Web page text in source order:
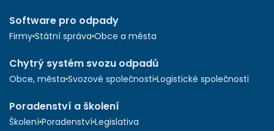
Software pro odpady
Firmy Státní správa Obce a města
Chytrý systém svozu odpadů
Obce, města Svozové společnosti Logistické společnosti
Poradenství a školení
Školení Poradenství Legislativa